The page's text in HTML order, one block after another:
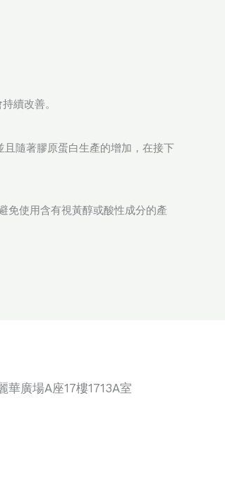
續改善。
隨著膠原蛋白生產的增加，在接下
免使用含有視黃醇或酸性成分的產
華廣場A座17樓1713A室